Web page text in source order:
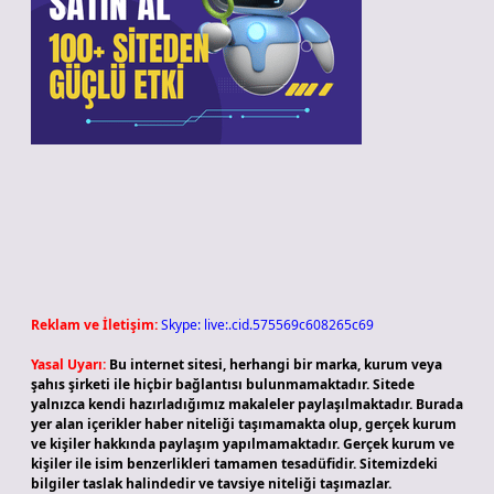
Reklam ve İletişim:Skype: live:.cid.575569c608265c69
Yasal Uyarı: Bu internet sitesi, herhangi bir marka, kurum veya
şahıs şirketi ile hiçbir bağlantısı bulunmamaktadır. Sitede
yalnızca kendi hazırladığımız makaleler paylaşılmaktadır. Burada
yer alan içerikler haber niteliği taşımamakta olup, gerçek kurum
ve kişiler hakkında paylaşım yapılmamaktadır. Gerçek kurum ve
kişiler ile isim benzerlikleri tamamen tesadüfidir. Sitemizdeki
bilgiler taslak halindedir ve tavsiye niteliği taşımazlar.